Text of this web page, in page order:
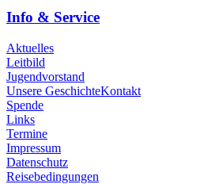
Info & Service
Aktuelles
Leitbild
Jugendvorstand
Unsere GeschichteKontakt
Spende
Links
Termine
Impressum
Datenschutz
Reisebedingungen